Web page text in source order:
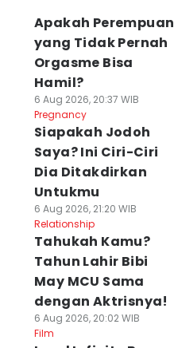
Apakah Perempuan
yang Tidak Pernah
Orgasme Bisa
Hamil?
6 Aug 2026, 20:37 WIB
Pregnancy
Siapakah Jodoh
Saya? Ini Ciri-Ciri
Dia Ditakdirkan
Untukmu
6 Aug 2026, 21:20 WIB
Relationship
Tahukah Kamu?
Tahun Lahir Bibi
May MCU Sama
dengan Aktrisnya!
6 Aug 2026, 20:02 WIB
Film